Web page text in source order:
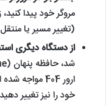
(تغییر مسیر یا
از دستگاه دیگری
ارور 404
خود را نیز تغییر